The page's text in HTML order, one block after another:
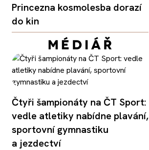
Princezna kosmolesba dorazí
do kin
Čtyři šampionáty na ČT Sport:
vedle atletiky nabídne plavání,
sportovní gymnastiku
a jezdectví